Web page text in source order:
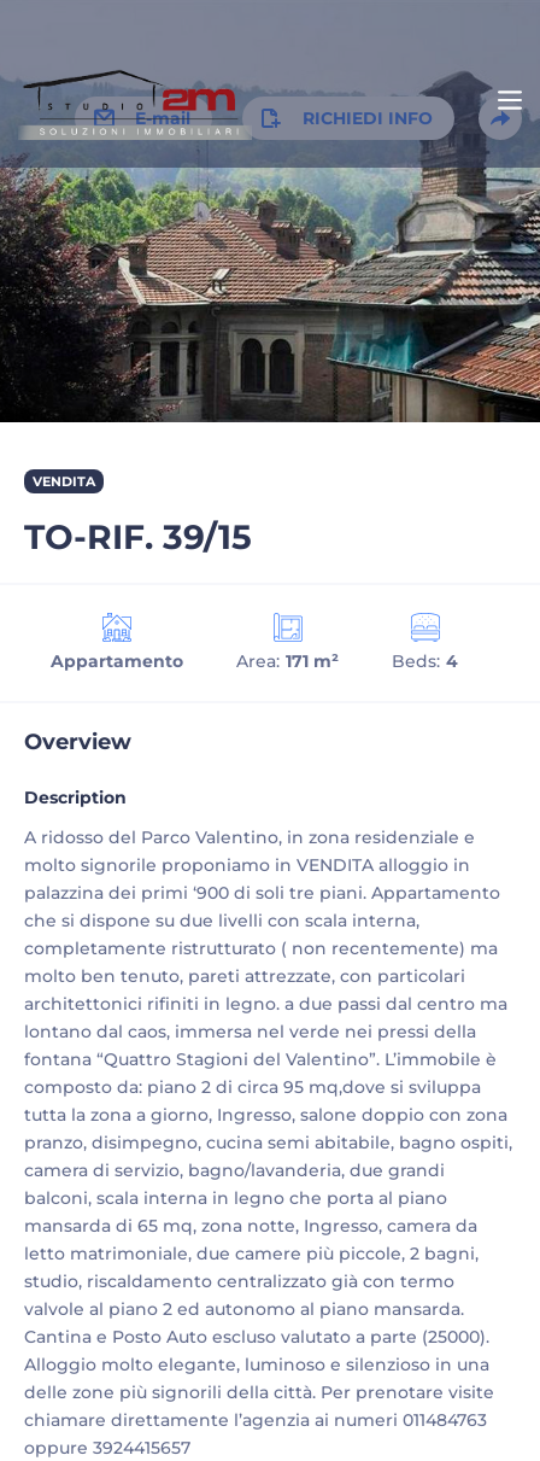
E-mail RICHIEDI INFO
VENDITA
TO-RIF. 39/15
Appartamento Area: 171 m² Beds: 4
Overview
Description
A ridosso del Parco Valentino, in zona residenziale e
molto signorile proponiamo in VENDITA alloggio in
palazzina dei primi ‘900 di soli tre piani. Appartamento
che si dispone su due livelli con scala interna,
completamente ristrutturato ( non recentemente) ma
molto ben tenuto, pareti attrezzate, con particolari
architettonici rifiniti in legno. a due passi dal centro ma
lontano dal caos, immersa nel verde nei pressi della
fontana “Quattro Stagioni del Valentino”. L’immobile è
composto da: piano 2 di circa 95 mq,dove si sviluppa
tutta la zona a giorno, Ingresso, salone doppio con zona
pranzo, disimpegno, cucina semi abitabile, bagno ospiti,
camera di servizio, bagno/lavanderia, due grandi
balconi, scala interna in legno che porta al piano
mansarda di 65 mq, zona notte, Ingresso, camera da
letto matrimoniale, due camere più piccole, 2 bagni,
studio, riscaldamento centralizzato già con termo
valvole al piano 2 ed autonomo al piano mansarda.
Cantina e Posto Auto escluso valutato a parte (25000).
Alloggio molto elegante, luminoso e silenzioso in una
delle zone più signorili della città. Per prenotare visite
chiamare direttamente l’agenzia ai numeri 011484763
oppure 3924415657